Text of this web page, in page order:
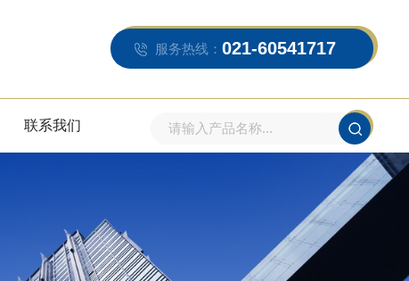
服务热线： 021-60541717
联系我们